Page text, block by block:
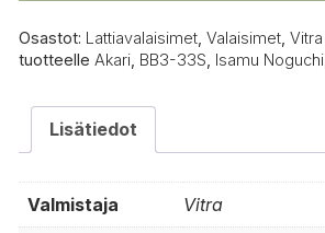
Osastot: Lattiavalaisimet Valaisimet Vitra
tuotteelle Akari BB3-33S Isamu Noguchi
Lisätiedot
Valmistaja Vitra